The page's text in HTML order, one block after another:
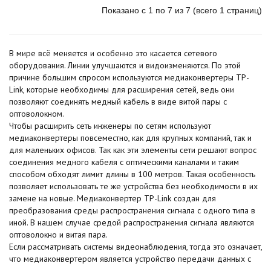
Показано с 1 по 7 из 7 (всего 1 страниц)
В мире всё меняется и особенно это касается сетевого
оборудования. Линии улучшаются и видоизменяются. По этой
причине большим спросом используются медиаконвертеры TP-
Link, которые необходимы для расширения сетей, ведь они
позволяют соединять медный кабель в виде витой пары с
оптоволокном.
Чтобы расширить сеть инженеры по сетям используют
медиаконвертеры повсеместно, как для крупных компаний, так и
для маленьких офисов. Так как эти элементы сети решают вопрос
соединения медного кабеля с оптическими каналами и таким
способом обходят лимит длины в 100 метров. Такая особенность
позволяет использовать те же устройства без необходимости в их
замене на новые. Медиаконвертер TP-Link создан для
преобразования среды распространения сигнала с одного типа в
иной. В нашем случае средой распространения сигнала являются
оптоволокно и витая пара.
Если рассматривать системы видеонаблюдения, тогда это означает,
что медиаконвертером является устройство передачи данных с